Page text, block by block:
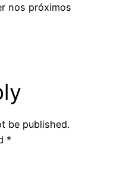
nos próximos
be published.
*